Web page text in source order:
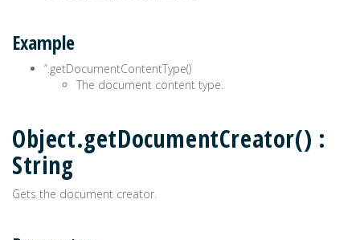
Example
’‘.getDocumentContentType()
The document content type.
Object.getDocumentCreator() :
String
Gets the document creator.